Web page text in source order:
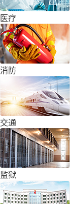
医疗
消防
交通
监狱